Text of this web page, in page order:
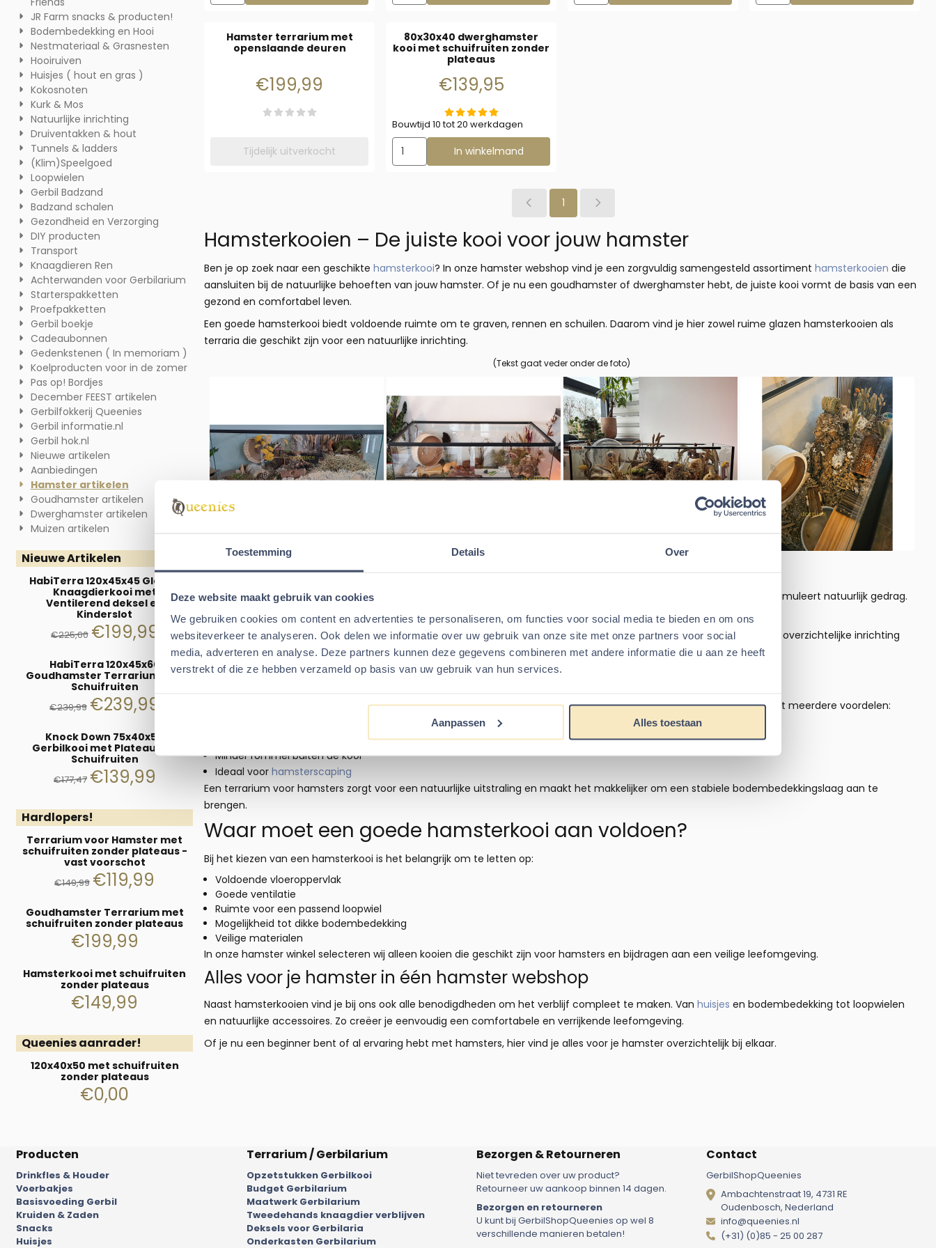
Toestemming Details Over
Deze website maakt gebruik van cookies
We gebruiken cookies om content en advertenties te personaliseren, om functies voor social media te bieden en om ons
websiteverkeer te analyseren. Ook delen we informatie over uw gebruik van onze site met onze partners voor social
media, adverteren en analyse. Deze partners kunnen deze gegevens combineren met andere informatie die u aan ze heeft
verstrekt of die ze hebben verzameld op basis van uw gebruik van hun services.
Aanpassen Alles toestaan
JR Farm snacks & producten!
Bodembedekking en Hooi
Nestmateriaal & Grasnesten
Hooiruiven
Huisjes ( hout en gras )
Kokosnoten
Kurk & Mos
Natuurlijke inrichting
Druiventakken & hout
Tunnels & ladders
(Klim)Speelgoed
Loopwielen
Gerbil Badzand
Badzand schalen
Gezondheid en Verzorging
DIY producten
Transport
Knaagdieren Ren
Achterwanden voor Gerbilarium
Starterspakketten
Proefpakketten
Gerbil boekje
Cadeaubonnen
Gedenkstenen ( In memoriam )
Koelproducten voor in de zomer
Pas op! Bordjes
December FEEST artikelen
Gerbilfokkerij Queenies
Gerbil informatie.nl
Gerbil hok.nl
Nieuwe artikelen
Aanbiedingen
Hamster artikelen
Goudhamster artikelen
Dwerghamster artikelen
Muizen artikelen
Nieuwe Artikelen
HabiTerra 120x45x45 Glazen
Knaagdierkooi met
Ventilerend deksel en
Kinderslot
€225,00 €199,99
HabiTerra 120x45x60
Goudhamster Terrarium met
Schuifruiten
€239,99 €239,99
Knock Down 75x40x50
Gerbilkooi met Plateaus en
Schuifruiten
€177,47 €139,99
Hardlopers!
Terrarium voor Hamster met
schuifruiten zonder plateaus -
vast voorschot
€149,99 €119,99
Goudhamster Terrarium met
schuifruiten zonder plateaus
€199,99
Hamsterkooi met schuifruiten
zonder plateaus
€149,99
Queenies aanrader!
120x40x50 met schuifruiten
zonder plateaus
€0,00
Hamster terrarium met
openslaande deuren
Prijs: 199,99
€199,99
Tijdelijk uitverkocht
80x30x40 dwerghamster
kooi met schuifruiten zonder
plateaus
Prijs: 139,95
€139,95
Bouwtijd 10 tot 20 werkdagen
Aantal kiezen voor 80x30x40 dwerghamster kooi met schuifruiten zonder plateaus
In winkelmand
1
Hamsterkooien – De juiste kooi voor jouw hamster
Ben je op zoek naar een geschiktehamsterkooi? In onze hamster webshop vind je een zorgvuldig samengesteld assortimenthamsterkooien die
aansluiten bij de natuurlijke behoeften van jouw hamster. Of je nu een goudhamster of dwerghamster hebt, de juiste kooi vormt de basis van een
gezond en comfortabel leven.
Een goede hamsterkooi biedt voldoende ruimte om te graven, rennen en schuilen. Daarom vind je hier zowel ruime glazen hamsterkooien als
terraria die geschikt zijn voor een natuurlijke inrichting.
(Tekst gaat veder onder de foto)
Grote hamsterkooien voor een actief leven
Hamsters zijn actieve dieren die veel bewegingsruimte nodig hebben. Een grote hamsterkooi voorkomt verveling en stimuleert natuurlijk gedrag.
Denk aan voldoende
bodembedekking om in te graven, ruimte voor een groot loopwiel
en meerdere schuilplekken.
Voor goudhamsters is extra ruimte belangrijk vanwege hun formaat. Dwerghamsters hebben vaak baat bij een veilige, overzichtelijke inrichting
met voldoende structuur. In beide gevallen geldt: hoe ruimer de hamsterkooi, hoe beter.
Glazen hamsterkooi of terrarium?
Veel mensen zoeken op hamsterkooi, terwijl ze eigenlijk een hamster terrarium bedoelen. Een glazen hamsterkooi biedt meerdere voordelen:
Geen tralies om aan te knagen
Minder rommel buiten de kooi
Ideaal voorhamsterscaping
Een terrarium voor hamsters zorgt voor een natuurlijke uitstraling en maakt het makkelijker om een stabiele bodembedekkingslaag aan te
brengen.
Waar moet een goede hamsterkooi aan voldoen?
Bij het kiezen van een hamsterkooi is het belangrijk om te letten op:
Voldoende vloeroppervlak
Goede ventilatie
Ruimte voor een passend loopwiel
Mogelijkheid tot dikke bodembedekking
Veilige materialen
In onze hamster winkel selecteren wij alleen kooien die geschikt zijn voor hamsters en bijdragen aan een veilige leefomgeving.
Alles voor je hamster in één hamster webshop
Naast hamsterkooien vind je bij ons ook alle benodigdheden om het verblijf compleet te maken. Vanhuisjes en bodembedekking tot loopwielen
en natuurlijke accessoires. Zo creëer je eenvoudig een comfortabele en verrijkende leefomgeving.
Of je nu een beginner bent of al ervaring hebt met hamsters, hier vind je alles voor je hamster overzichtelijk bij elkaar.
Producten
Drinkfles & Houder
Voerbakjes
Basisvoeding Gerbil
Kruiden & Zaden
Snacks
Huisjes
Terrarium / Gerbilarium
Opzetstukken Gerbilkooi
Budget Gerbilarium
Maatwerk Gerbilarium
Tweedehands knaagdier verblijven
Deksels voor Gerbilaria
Onderkasten Gerbilarium
Bezorgen & Retourneren
Niet tevreden over uw product?
Retourneer uw aankoop binnen 14 dagen.
Bezorgen en retourneren
U kunt bij GerbilShopQueenies op wel 8
verschillende manieren betalen!
Contact
GerbilShopQueenies
Ambachtenstraat 19, 4731 RE
Oudenbosch, Nederland
info@queenies.nl
(+31) (0)85 - 25 00 287